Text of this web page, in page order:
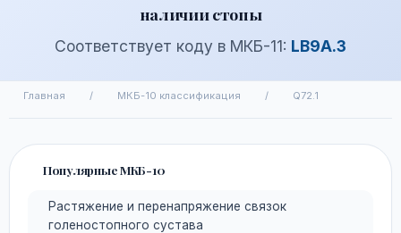
наличии стопы
Соответствует коду в МКБ-11: LB9A.3
Главная / МКБ-10 классификация / Q72.1
Популярные МКБ-10
Растяжение и перенапряжение связок
голеностопного сустава